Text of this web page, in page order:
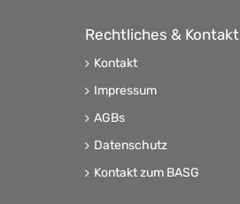
Rechtliches & Kontakt
Kontakt
Impressum
AGBs
Datenschutz
Kontakt zum BASG